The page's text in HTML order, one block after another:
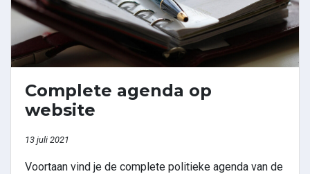
Complete agenda op
website
13 juli 2021
Voortaan vind je de complete politieke agenda van de